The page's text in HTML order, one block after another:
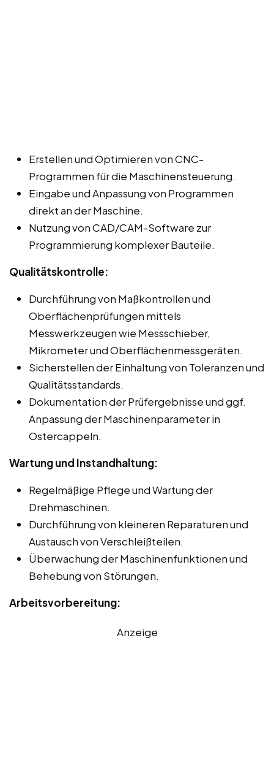
Erstellen und Optimieren von CNC-
Programmen für die Maschinensteuerung.
Eingabe und Anpassung von Programmen
direkt an der Maschine.
Nutzung von CAD/CAM-Software zur
Programmierung komplexer Bauteile.
Qualitätskontrolle:
Durchführung von Maßkontrollen und
Oberflächenprüfungen mittels
Messwerkzeugen wie Messschieber,
Mikrometer und Oberflächenmessgeräten.
Sicherstellen der Einhaltung von Toleranzen und
Qualitätsstandards.
Dokumentation der Prüfergebnisse und ggf.
Anpassung der Maschinenparameter in
Ostercappeln.
Wartung und Instandhaltung:
Regelmäßige Pflege und Wartung der
Drehmaschinen.
Durchführung von kleineren Reparaturen und
Austausch von Verschleißteilen.
Überwachung der Maschinenfunktionen und
Behebung von Störungen.
Arbeitsvorbereitung:
Anzeige